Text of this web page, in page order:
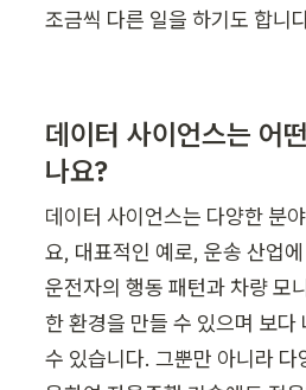
조금씩 다른 일을 하기도 합니
데이터 사이언스는 어
나요?
데이터 사이언스는 다양한 분
요, 대표적인 예로, 운송 산업
운전자의 행동 패턴과 차량 모
한 환경을 만들 수 있으며 보다
수 있습니다. 그뿐만 아니라